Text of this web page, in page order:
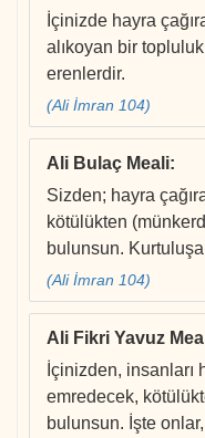
İçinizde hayra
alıkoyan bir
erenlerdir.
(Ali İmran 104)
Ali Bulaç Meali:
Sizden; hayra
kötülükten
bulunsun.
(Ali İmran 104)
Ali Fikri Yavuz
İçinizden, insanları
emredecek,
bulunsun. İşte